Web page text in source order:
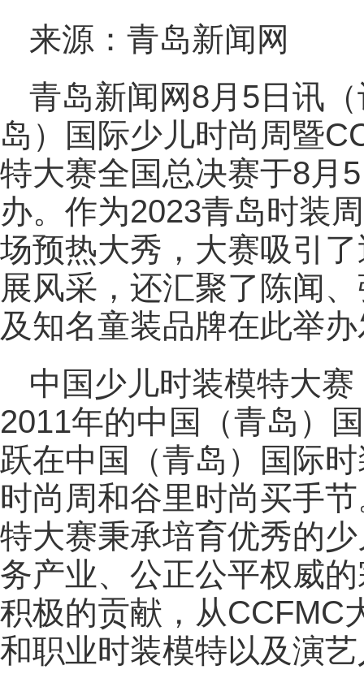
来源：青岛新闻网
青岛新闻网8月5日讯
岛）国际少儿时尚周暨
特大赛全国总决赛于8月
办。作为2023青岛时装
场预热大秀，大赛吸引
展风采，还汇聚了陈闻
及知名童装品牌在此举
中国少儿时装模特大
2011年的中国（青岛）
跃在中国（青岛）国际
时尚周和谷里时尚买手
特大赛秉承培育优秀的
务产业、公正公平权威
积极的贡献，从CCFMC
和职业时装模特以及演